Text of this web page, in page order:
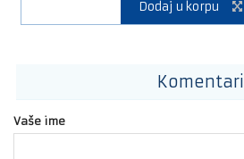
Dodaj u korpu
Komentari
Vaše ime